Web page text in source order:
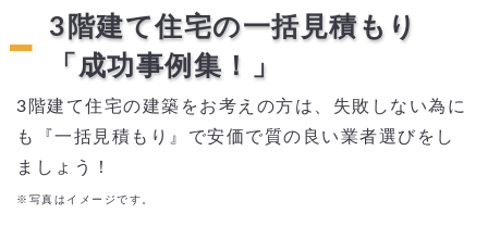
3階建て住宅の一括見積もり
「成功事例集！」
3階建て住宅の建築をお考えの方は、失敗しない為に
も『一括見積もり』で安価で質の良い業者選びをし
ましょう！
※写真はイメージです。